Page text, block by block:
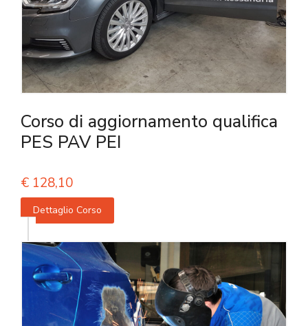
Corso di aggiornamento qualifica
PES PAV PEI
€ 128,10
Dettaglio Corso